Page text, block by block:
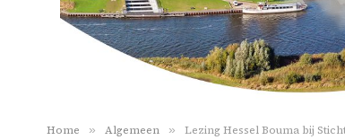
Home » Algemeen » Lezing Hessel Bouma bij